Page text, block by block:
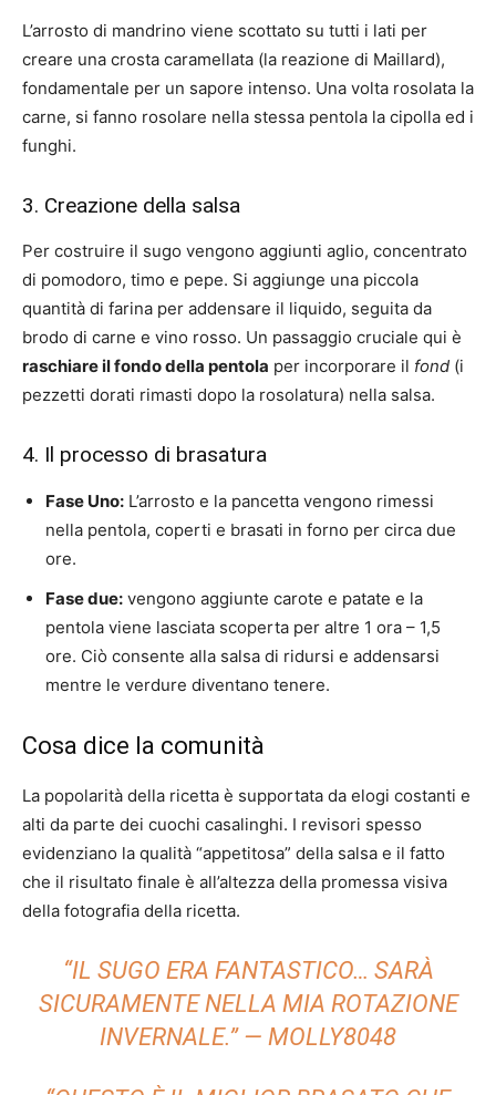
L’arrosto di mandrino viene scottato su tutti i lati per
creare una crosta caramellata (la reazione di Maillard),
fondamentale per un sapore intenso. Una volta rosolata la
carne, si fanno rosolare nella stessa pentola la cipolla ed i
funghi.
3. Creazione della salsa
Per costruire il sugo vengono aggiunti aglio, concentrato
di pomodoro, timo e pepe. Si aggiunge una piccola
quantità di farina per addensare il liquido, seguita da
brodo di carne e vino rosso. Un passaggio cruciale qui è
raschiare il fondo della pentola per incorporare il fond (i
pezzetti dorati rimasti dopo la rosolatura) nella salsa.
4. Il processo di brasatura
Fase Uno: L’arrosto e la pancetta vengono rimessi
nella pentola, coperti e brasati in forno per circa due
ore.
Fase due: vengono aggiunte carote e patate e la
pentola viene lasciata scoperta per altre 1 ora – 1,5
ore. Ciò consente alla salsa di ridursi e addensarsi
mentre le verdure diventano tenere.
Cosa dice la comunità
La popolarità della ricetta è supportata da elogi costanti e
alti da parte dei cuochi casalinghi. I revisori spesso
evidenziano la qualità “appetitosa” della salsa e il fatto
che il risultato finale è all’altezza della promessa visiva
della fotografia della ricetta.
“IL SUGO ERA FANTASTICO… SARÀ
SICURAMENTE NELLA MIA ROTAZIONE
INVERNALE.” — MOLLY8048